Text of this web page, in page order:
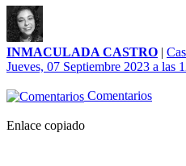
INMACULADA CASTRO |
Jueves, 07 Septiembre 2023 a las
Comentarios
Enlace copiado